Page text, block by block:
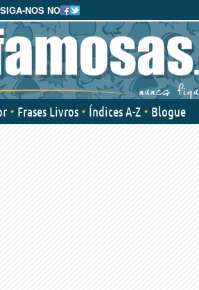
SIGA-NOS NO
Frases Livros Índices A-Z Blogue